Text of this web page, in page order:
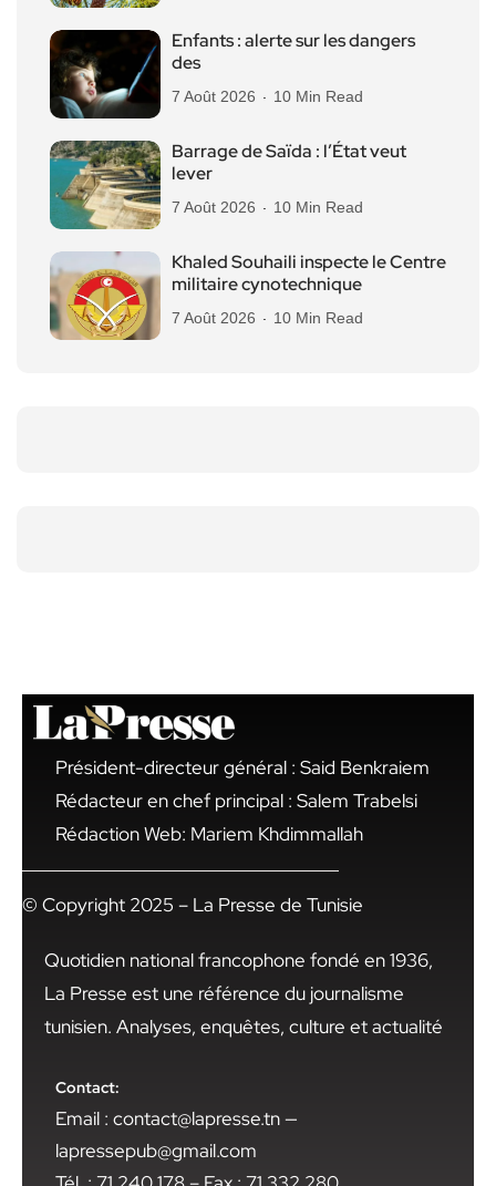
Enfants : alerte sur les dangers
des
7 Août 2026 10 Min Read
Barrage de Saïda : l’État veut
lever
7 Août 2026 10 Min Read
Khaled Souhaili inspecte le Centre
militaire cynotechnique
7 Août 2026 10 Min Read
Président-directeur général : Said Benkraiem
Rédacteur en chef principal : Salem Trabelsi
Rédaction Web: Mariem Khdimmallah
© Copyright 2025 – La Presse de Tunisie
Quotidien national francophone fondé en 1936,
La Presse est une référence du journalisme
tunisien. Analyses, enquêtes, culture et actualité
Contact:
Email : contact@lapresse.tn —
lapressepub@gmail.com